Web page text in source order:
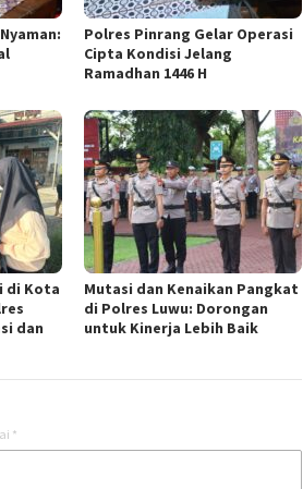
Polres Pinrang Gelar Operasi
Cipta Kondisi Jelang
Ramadhan 1446 H
di Kota
dan
Mutasi dan Kenaikan Pangkat
di Polres Luwu: Dorongan
untuk Kinerja Lebih Baik
*